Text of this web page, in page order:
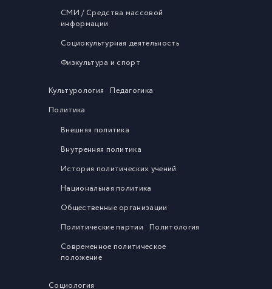
СМИ / Средства массовой
информации
Социокультурная деятельность
Физкультура и спорт
Культурология
Педагогика
Политика
Внешняя политика
Внутренняя политика
История политических учений
Национальная политика
Общественные организации
Политические партии
Политология
Современное политическое
положение
Социология